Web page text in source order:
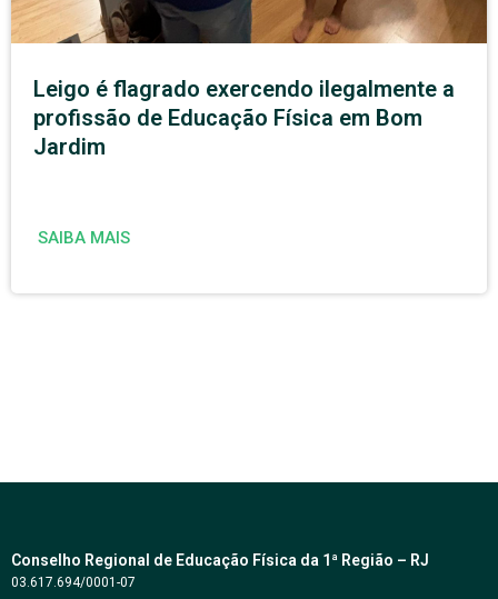
Leigo é flagrado exercendo ilegalmente a
profissão de Educação Física em Bom
Jardim
SAIBA MAIS
Conselho Regional de Educação Física da 1ª Região – RJ
03.617.694/0001-07